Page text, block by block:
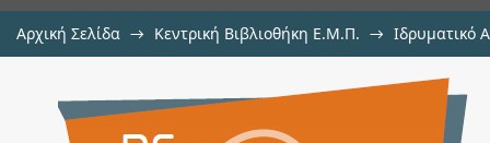
Αρχική Σελίδα → Κεντρική Βιβλιοθήκη Ε.Μ.Π. → Ιδρυματικό
Μοντελοποίηση
Βιομηχανία με τη χρήση BPMN2.0